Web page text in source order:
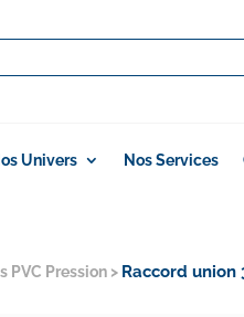
Univers Nos Services
PVC Pression > Raccord union